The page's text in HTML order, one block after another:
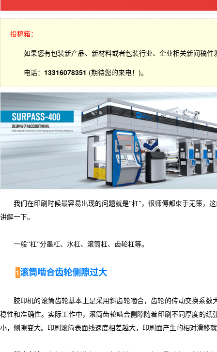
投稿箱：
如果您有包装新产品、新材料或者包装行业、企业相关新闻稿
电话： 13316078351 (期待您的来电！)。
我们在印刷时候最容易出现的问题就是“杠”，很师傅都束手无策，
讲解一下。
一般“杠”分墨杠、水杠、滚筒杠、齿轮杠等。
1滚筒啮合齿轮侧隙过大
胶印机的滚筒齿轮基本上是采用斜齿轮啮合，齿轮的传动交换系
稳性和准确性。实际工作中，滚筒齿轮啮合侧隙随着印刷不同厚度的
小，侧隙变大。印刷滚简表面线速度相差越大，印刷面产生的相对滑移